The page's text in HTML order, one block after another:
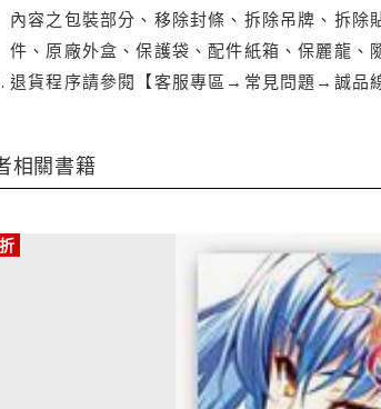
內容之包裝部分、移除封條、拆除吊牌、拆
件、原廠外盒、保護袋、配件紙箱、保麗龍、
退貨程序請參閱【客服專區→常見問題→誠品
相關書籍